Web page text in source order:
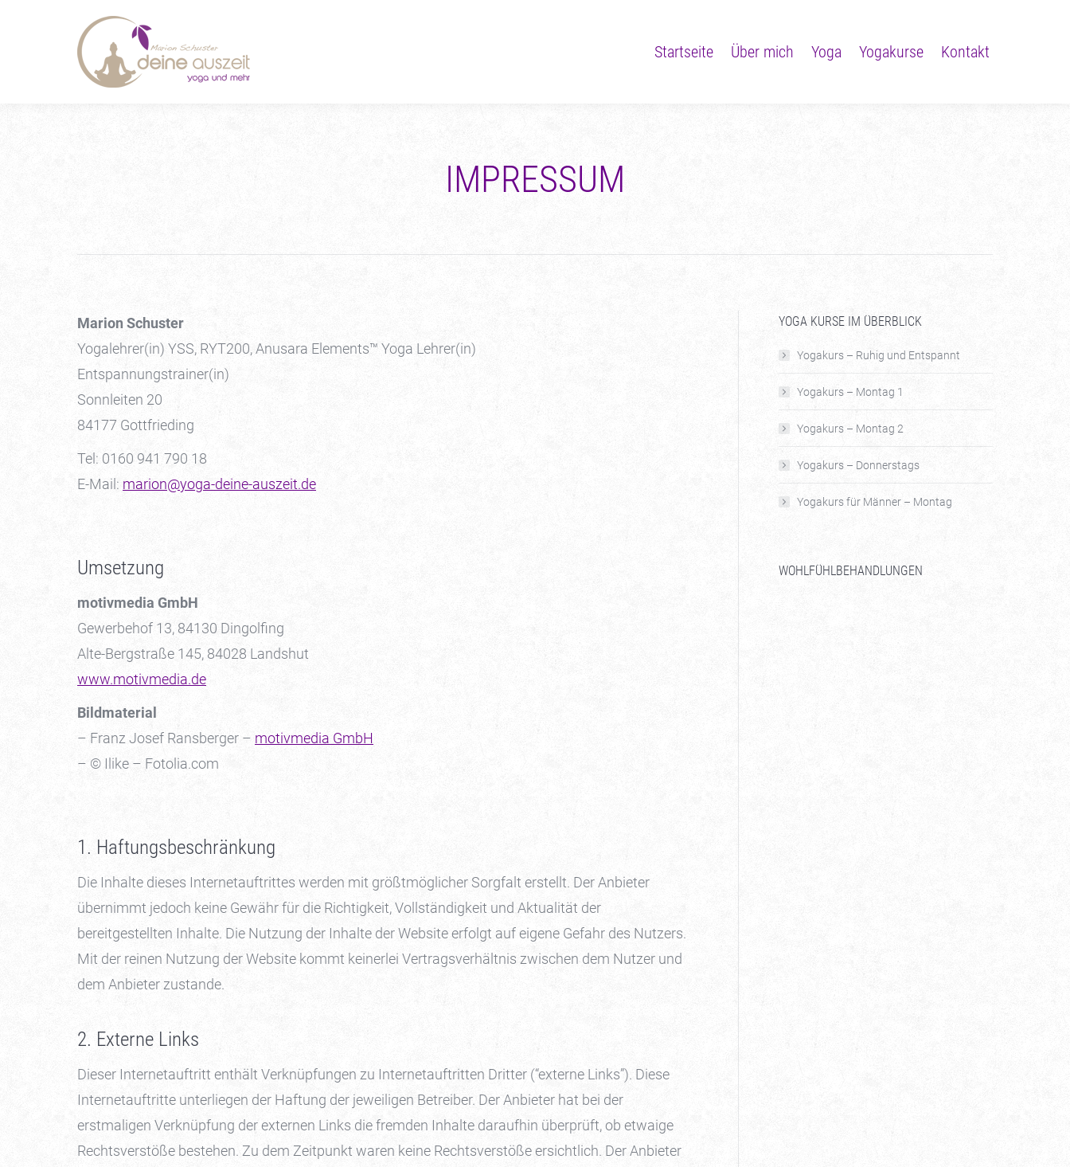
Startseite Über mich Yoga Yogakurse Kontakt
IMPRESSUM
Marion Schuster
Yogalehrer(in) YSS, RYT200, Anusara Elements™ Yoga Lehrer(in)
Entspannungstrainer(in)
Sonnleiten 20
84177 Gottfrieding
Tel: 0160 941 790 18
E-Mail: marion@yoga-deine-auszeit.de
Umsetzung
motivmedia GmbH
Gewerbehof 13, 84130 Dingolfing
Alte-Bergstraße 145, 84028 Landshut
www.motivmedia.de
Bildmaterial
– Franz Josef Ransberger – motivmedia GmbH
– © Ilike – Fotolia.com
1. Haftungsbeschränkung
Die Inhalte dieses Internetauftrittes werden mit größtmöglicher Sorgfalt erstellt. Der Anbieter
übernimmt jedoch keine Gewähr für die Richtigkeit, Vollständigkeit und Aktualität der
bereitgestellten Inhalte. Die Nutzung der Inhalte der Website erfolgt auf eigene Gefahr des Nutzers.
Mit der reinen Nutzung der Website kommt keinerlei Vertragsverhältnis zwischen dem Nutzer und
dem Anbieter zustande.
2. Externe Links
Dieser Internetauftritt enthält Verknüpfungen zu Internetauftritten Dritter (“externe Links”). Diese
Internetauftritte unterliegen der Haftung der jeweiligen Betreiber. Der Anbieter hat bei der
erstmaligen Verknüpfung der externen Links die fremden Inhalte daraufhin überprüft, ob etwaige
Rechtsverstöße bestehen. Zu dem Zeitpunkt waren keine Rechtsverstöße ersichtlich. Der Anbieter
YOGA KURSE IM ÜBERBLICK
Yogakurs – Ruhig und Entspannt
Yogakurs – Montag 1
Yogakurs – Montag 2
Yogakurs – Donnerstags
Yogakurs für Männer – Montag
WOHLFÜHLBEHANDLUNGEN